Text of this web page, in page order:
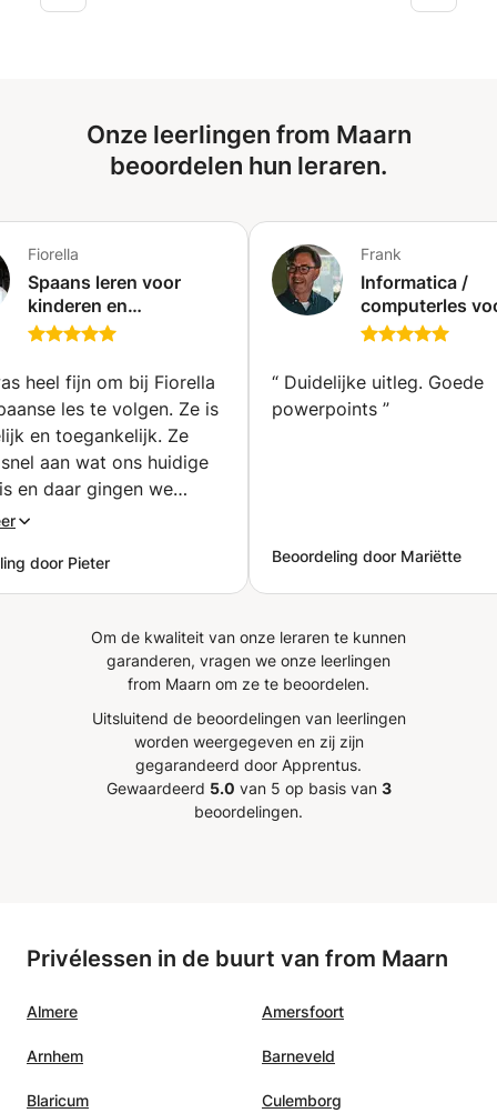
te doen, richt ik mijn lessen sterk op praktische
Onze leerlingen from Maarn
beoordelen hun leraren.
Fiorella
Spaans leren voor
kinderen en
volwassenen voor
heel fijn om bij Fiorella
les te volgen. Ze is
en toegankelijk. Ze
aan wat ons huidige
en daar gingen we
door. Ook culturele
onze lessen
bij haar. ”
door Pieter
Frank
Informatica /
computerles
“ Duidelijke uitleg. Goede
powerpoints ”
Beoordeling door Mariëtte
Om de kwaliteit van onze leraren te kunnen
garanderen, vragen we onze leerlingen
from Maarn om ze te beoordelen.
Uitsluitend de beoordelingen van leerlingen
worden weergegeven en zij zijn
gegarandeerd door Apprentus.
Gewaardeerd 5.0 van 5 op basis van 3
beoordelingen.
Privélessen in de buurt van from Maarn
Almere Amersfoort
Arnhem Barneveld
Blaricum Culemborg